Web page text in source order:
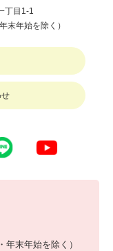
丁目1-1
末年始を除く）
末年始を除く）